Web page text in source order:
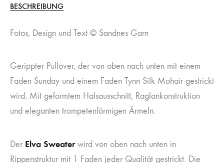
BESCHREIBUNG
Fotos, Design und Text © Sandnes Garn
Gerippter Pullover, der von oben nach unten mit einem
Faden Sunday und einem Faden Tynn Silk Mohair gestrickt
wird. Mit geformtem Halsausschnitt, Raglankonstruktion
und eleganten trompetenförmigen Ärmeln.
Der Elva Sweaterwird von oben nach unten in
Rippenstruktur mit 1 Faden jeder Qualität gestrickt. Die